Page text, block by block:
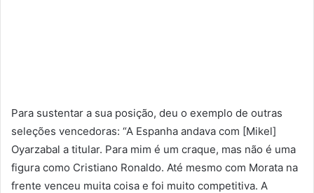
Para sustentar a sua posição, deu o exemplo de outras
seleções vencedoras: “A Espanha andava com [Mikel]
Oyarzabal a titular. Para mim é um craque, mas não é uma
figura como Cristiano Ronaldo. Até mesmo com Morata na
frente venceu muita coisa e foi muito competitiva. A